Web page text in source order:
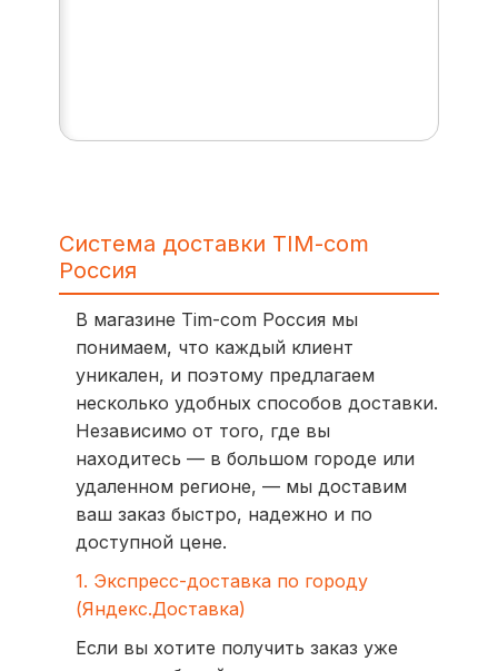
Система доставки TIM-com
Россия
В магазине Tim-com Россия мы
понимаем, что каждый клиент
уникален, и поэтому предлагаем
несколько удобных способов доставки.
Независимо от того, где вы
находитесь — в большом городе или
удаленном регионе, — мы доставим
ваш заказ быстро, надежно и по
доступной цене.
1. Экспресс-доставка по городу
(Яндекс.Доставка)
Если вы хотите получить заказ уже